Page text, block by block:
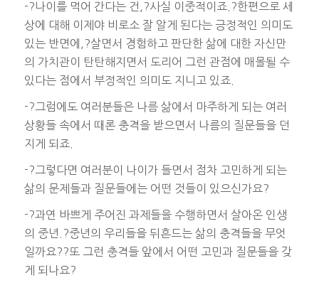
-?나이를 먹어 간다는 건,?사실 이중적이죠.?한편으로 세
상에 대해 이제야 비로소 잘 알게 된다는 긍정적인 의미도
있는 반면에,?살면서 경험하고 판단한 삶에 대한 자신만
의 가치관이 탄탄해지면서 도리어 그런 관점에 매몰될 수
있다는 점에서 부정적인 의미도 지니고 있죠.
-?그럼에도 여러분들은 나름 삶에서 마주하게 되는 여러
상황들 속에서 때론 충격을 받으면서 나름의 질문들을 던
지게 되죠.
-?그렇다면 여러분이 나이가 들면서 점차 고민하게 되는
삶의 문제들과 질문들에는 어떤 것들이 있으신가요?
-?과연 바쁘게 주어진 과제들을 수행하면서 살아온 인생
의 중년.?중년의 우리들을 뒤흔드는 삶의 충격들을 무엇
일까요??또 그런 충격들 앞에서 어떤 고민과 질문들을 갖
게 되나요?